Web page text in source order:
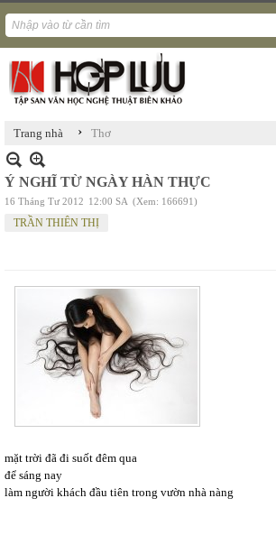
Trang nhà › Thơ
Ý NGHĨ TỪ NGÀY HÀN THỰC
16 Tháng Tư 2012 12:00 SA (Xem: 166691)
TRẦN THIÊN THỊ
mặt trời đã đi suốt đêm qua
để sáng nay
làm người khách đầu tiên trong vườn nhà nàng